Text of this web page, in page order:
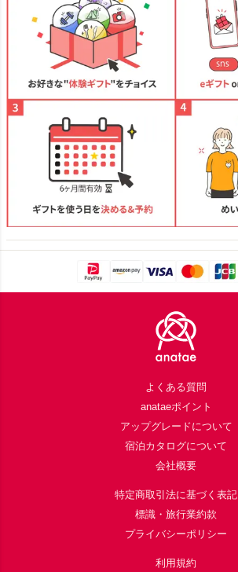
よくある質問
anataeポイント
アップグレードについて
宿泊カタログについて
会社概要
特定商取引法に基づく表記
標識・旅行業約款
プライバシーポリシー
利用規約